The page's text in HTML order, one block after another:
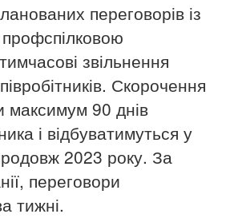
переговорів із
звільнення
Скорочення
максимум 90 днів
і відбуватимуться у
2023 року. За
переговори
тижні.